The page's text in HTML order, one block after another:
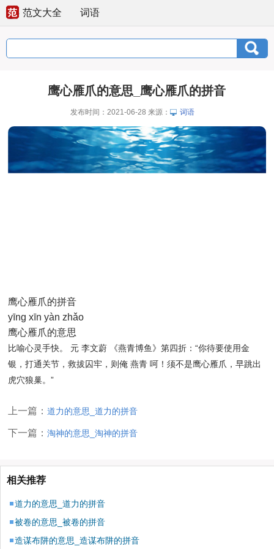
范文大全 词语
鹰心雁爪的意思_鹰心雁爪的拼音
发布时间：2021-06-28 来源： 词语
鹰心雁爪的拼音
yīng xīn yàn zhǎo
鹰心雁爪的意思
比喻心灵手快。 元 李文蔚 《燕青博鱼》第四折：“你待要使用金
银，打通关节，救拔囚牢，则俺 燕青 呵！须不是鹰心雁爪，早跳出
虎穴狼巢。”
上一篇：道力的意思_道力的拼音
下一篇：淘神的意思_淘神的拼音
相关推荐
道力的意思_道力的拼音
被卷的意思_被卷的拼音
造谋布阱的意思_造谋布阱的拼音